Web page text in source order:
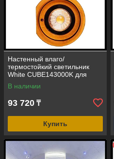
Настенный влаго/
термостойкий светильник
White CUBE143000K для
паровой комнаты (LED, 24В,
мощность = 14 Вт, 3000K,
В наличии
93 720 ₸
Купить